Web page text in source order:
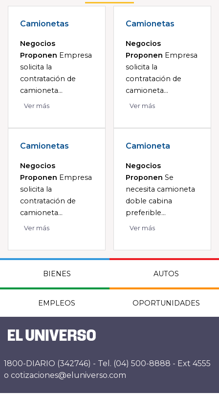
Camionetas
Negocios
Proponen Empresa
solicita la
contratación de
camioneta...
Ver más
Camionetas
Negocios
Proponen Empresa
solicita la
contratación de
camioneta...
Ver más
Camionetas
Negocios
Proponen Empresa
solicita la
contratación de
camioneta...
Ver más
Camioneta
Negocios
Proponen Se
necesita camioneta
doble cabina
preferible...
Ver más
BIENES AUTOS
EMPLEOS OPORTUNIDADES
1800-DIARIO (342746) - Tel. (04) 500-8888 - Ext 4555
o cotizaciones@eluniverso.com